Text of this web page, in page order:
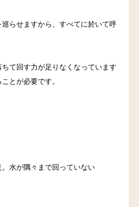
らせますから、すべてに於いて呼
て回す力が足りなくなっています
とが必要です。
。水が隅々まで回っていない